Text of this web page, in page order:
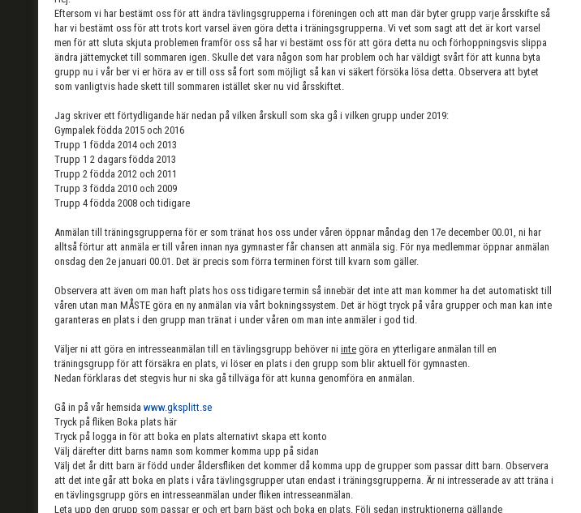
Eftersom vi har bestämt oss för att ändra tävlingsgrupperna i föreningen och att man där byter grupp varje årsskifte så
har vi bestämt oss för att trots kort varsel även göra detta i träningsgrupperna. Vi vet som sagt att det är kort varsel
men för att sluta skjuta problemen framför oss så har vi bestämt oss för att göra detta nu och förhoppningsvis slippa
ändra jättemycket till sommaren igen. Skulle det vara någon som har problem och har väldigt svårt för att kunna byta
grupp nu i vår ber vi er höra av er till oss så fort som möjligt så kan vi säkert försöka lösa detta. Observera att bytet
som vanligtvis hade skett till sommaren istället sker nu vid årsskiftet.
Jag skriver ett förtydligande här nedan på vilken årskull som ska gå i vilken grupp under 2019:
Gympalek födda 2015 och 2016
Trupp 1 födda 2014 och 2013
Trupp 1 2 dagars födda 2013
Trupp 2 födda 2012 och 2011
Trupp 3 födda 2010 och 2009
Trupp 4 födda 2008 och tidigare
Anmälan till träningsgrupperna för er som tränat hos oss under våren öppnar måndag den 17e december 00.01, ni har
alltså förtur att anmäla er till våren innan nya gymnaster får chansen att anmäla sig. För nya medlemmar öppnar anmälan
onsdag den 2e januari 00.01. Det är precis som förra terminen först till kvarn som gäller.
Observera att även om man haft plats hos oss tidigare termin så innebär det inte att man kommer ha det automatiskt till
våren utan man MÅSTE göra en ny anmälan via vårt bokningssystem. Det är högt tryck på våra grupper och man kan inte
garanteras en plats i den grupp man tränat i under våren om man inte anmäler i god tid.
Väljer ni att göra en intresseanmälan till en tävlingsgrupp behöver ni inte göra en ytterligare anmälan till en
träningsgrupp för att försäkra en plats, vi löser en plats i den grupp som blir aktuell för gymnasten.
Nedan förklaras det stegvis hur ni ska gå tillväga för att kunna genomföra en anmälan.
Gå in på vår hemsida www.gksplitt.se
Tryck på fliken Boka plats här
Tryck på logga in för att boka en plats alternativt skapa ett konto
Välj därefter ditt barns namn som kommer komma upp på sidan
Välj det år ditt barn är född under åldersfliken det kommer då komma upp de grupper som passar ditt barn. Observera
att det inte går att boka en plats i våra tävlingsgrupper utan endast i träningsgrupperna. Är ni intresserade av att träna i
en tävlingsgrupp görs en intresseanmälan under fliken intresseanmälan.
Leta upp den grupp som passar er och ert barn bäst och boka en plats. Följ sedan instruktionerna gällande